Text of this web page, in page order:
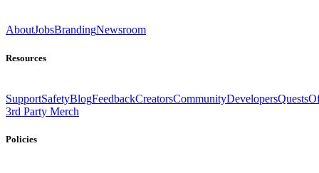
AboutJobsBrandingNewsroom
Resources
SupportSafetyBlogFeedbackCreatorsCommunityDevelopersQuests
3rd Party Merch
Policies